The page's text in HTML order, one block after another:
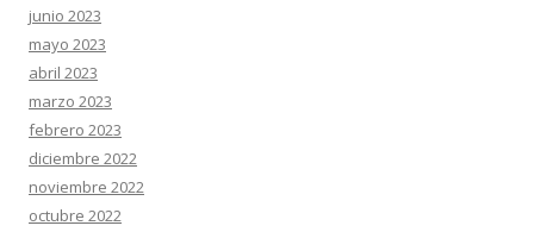
junio 2023
mayo 2023
abril 2023
marzo 2023
febrero 2023
diciembre 2022
noviembre 2022
octubre 2022